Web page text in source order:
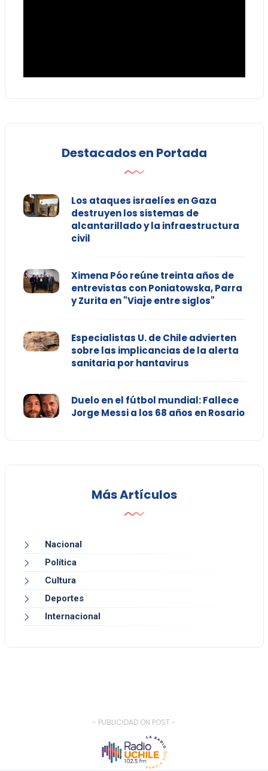
Destacados en Portada
Los ataques israelíes en Gaza
destruyen los sistemas de
alcantarillado y la infraestructura
civil
Ximena Póo reúne treinta años de
entrevistas con Poniatowska, Parra
y Zurita en "Viaje entre siglos"
Especialistas U. de Chile advierten
sobre las implicancias de la alerta
sanitaria por hantavirus
Duelo en el fútbol mundial: Fallece
Jorge Messi a los 68 años en Rosario
Más Artículos
Nacional
Política
Cultura
Deportes
Internacional
- PUBLICIDAD ON POST -